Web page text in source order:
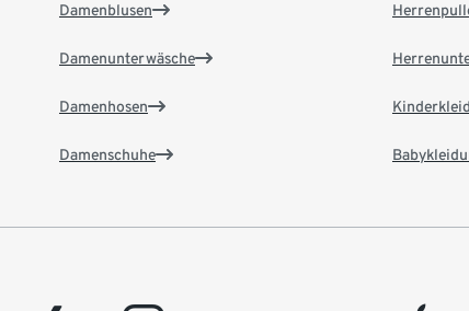
Damenblusen
Damenunterwäsche
Damenhosen
Damenschuhe